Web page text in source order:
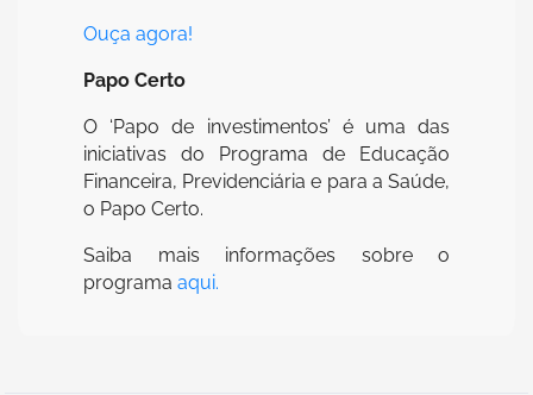
Ouça agora!
Papo Certo
O ‘Papo de investimentos’ é uma das
iniciativas do Programa de Educação
Financeira, Previdenciária e para a Saúde,
o Papo Certo.
Saiba mais informações sobre o
programa aqui.